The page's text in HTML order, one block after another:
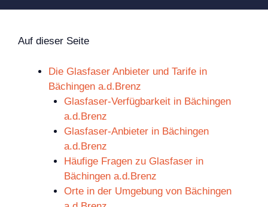
Auf dieser Seite
Die Glasfaser Anbieter und Tarife in
Bächingen a.d.Brenz
Glasfaser-Verfügbarkeit in Bächingen
a.d.Brenz
Glasfaser-Anbieter in Bächingen
a.d.Brenz
Häufige Fragen zu Glasfaser in
Bächingen a.d.Brenz
Orte in der Umgebung von Bächingen